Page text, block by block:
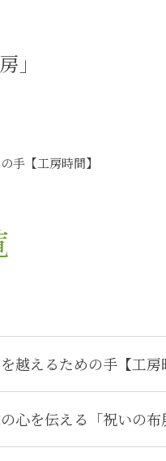
」
手【工房時間】
越えるための手【工房
心を伝える「祝いの布